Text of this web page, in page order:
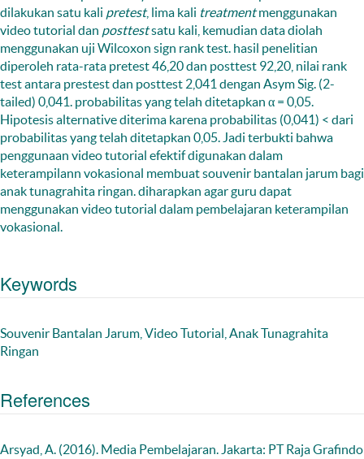
dilakukan satu kali pretest, lima kali treatmentmenggunakan
video tutorial dan posttestsatu kali, kemudian data diolah
menggunakan uji Wilcoxon sign rank test. hasil penelitian
diperoleh rata-rata pretest 46,20 dan posttest 92,20, nilai rank
test antara prestest dan posttest 2,041 dengan Asym Sig. (2-
tailed) 0,041. probabilitas yang telah ditetapkan α = 0,05.
Hipotesis alternative diterima karena probabilitas (0,041) < dari
probabilitas yang telah ditetapkan 0,05. Jadi terbukti bahwa
penggunaan video tutorial efektif digunakan dalam
keterampilann vokasional membuat souvenir bantalan jarum bagi
anak tunagrahita ringan. diharapkan agar guru dapat
menggunakan video tutorial dalam pembelajaran keterampilan
vokasional.
Keywords
Souvenir Bantalan Jarum, Video Tutorial, Anak Tunagrahita
Ringan
References
Arsyad, A. (2016). Media Pembelajaran. Jakarta: PT Raja Grafindo